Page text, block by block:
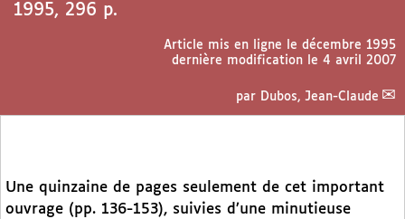
1995, 296 p.
Article mis en ligne le décembre 1995
dernière modification le 4 avril 2007
par Dubos, Jean-Claude
Une quinzaine de pages seulement de cet important
ouvrage (pp. 136-153), suivies d’une minutieuse